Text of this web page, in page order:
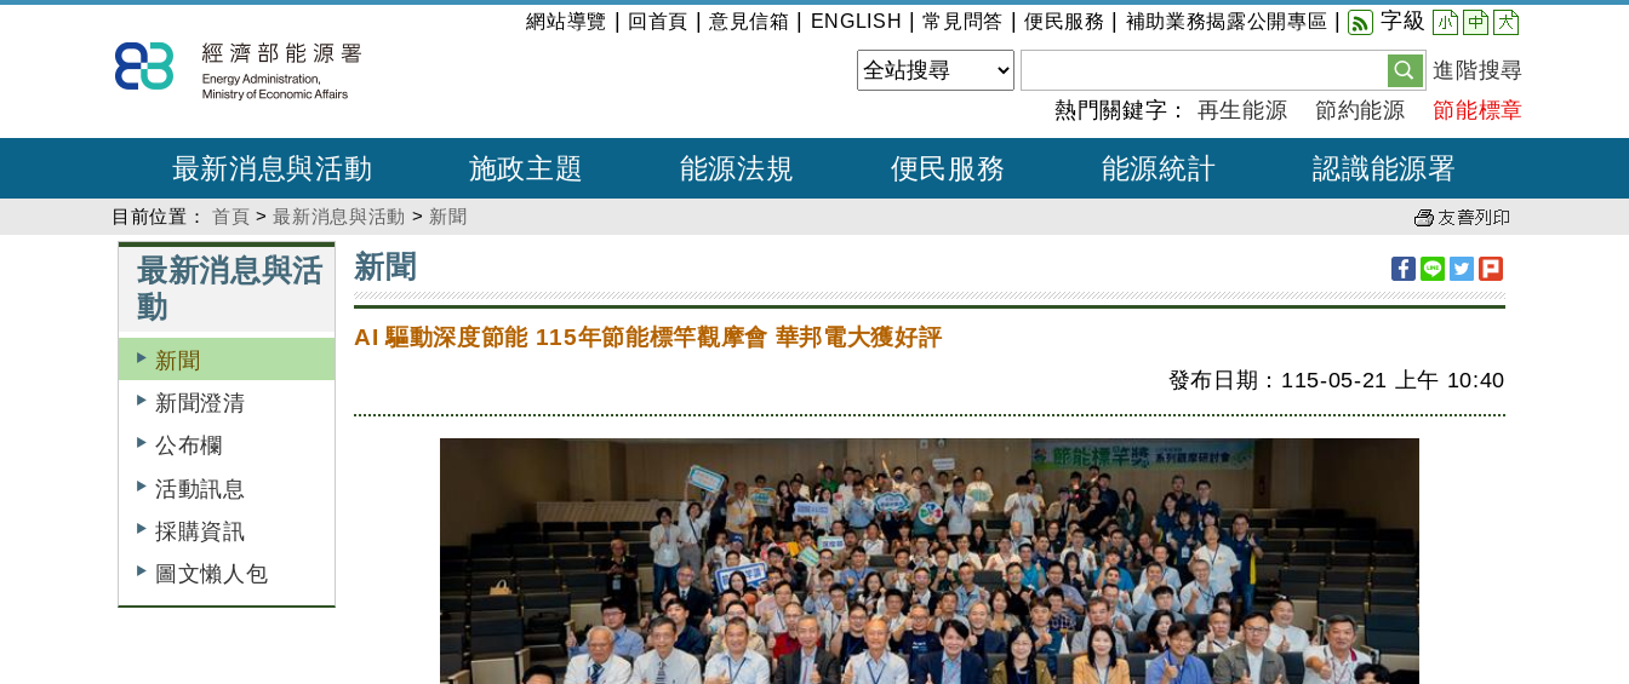
到
主
內
:::
網站導覽 回首頁 意見信箱 ENGLISH |常見問答 便民服務 補助業務揭露公開專區 字級 小 中 大
進階搜尋
熱門關鍵字： 再生能源 節約能源 節能標章
最新消息與活動 施政主題 能源法規 便民服務 能源統計 認識能源署
目前位置： 首頁 >最新消息與活動 > 新聞
最新消息與活
動
新聞
新聞澄清
公布欄
活動訊息
採購資訊
圖文懶人包
:::
新聞
AI 驅動深度節能 115年節能標竿觀摩會 華邦電大獲好評
發布日期：115-05-21 上午 10:40